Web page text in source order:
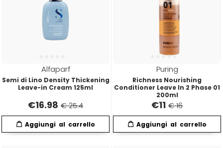
Puring
Scenic
SCHWARZKOPF
Selective
Taboga Scents
TANGLE TEEZER
Alfaparf
Semi di Lino Density Thickening
Leave-in Cream 125ml
€16.98 € 25.4
Puring
Richness Nourishing
Conditioner Leave In 2 Phase 01
200ml
€11 € 16